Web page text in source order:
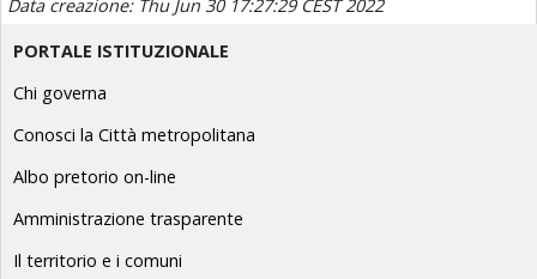
Data creazione: Thu Jun 30 17:27:29 CEST 2022
PORTALE ISTITUZIONALE
Chi governa
Conosci la Città metropolitana
Albo pretorio on-line
Amministrazione trasparente
Il territorio e i comuni